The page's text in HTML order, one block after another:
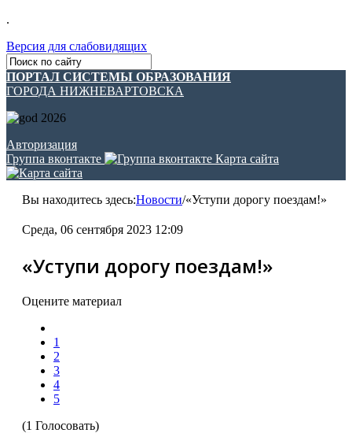
.
Версия для слабовидящих
ПОРТАЛ СИСТЕМЫ ОБРАЗОВАНИЯ
ГОРОДА НИЖНЕВАРТОВСКА
Авторизация
Группа вконтакте
Карта сайта
Вы находитесь здесь:Новости/«Уступи дорогу поездам!»
Среда, 06 сентября 2023 12:09
«Уступи дорогу поездам!»
Оцените материал
1
2
3
4
5
(1 Голосовать)